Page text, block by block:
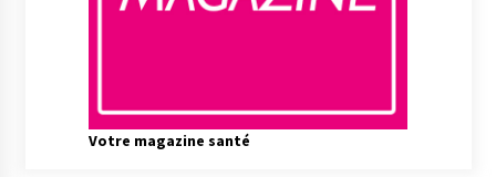
Votre magazine santé